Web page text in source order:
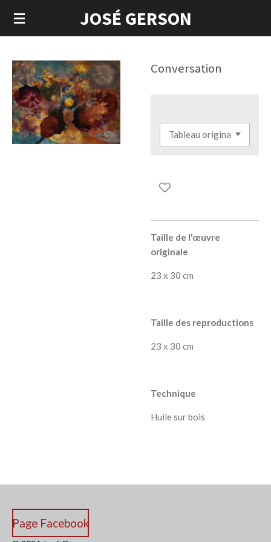
Passer
au
JOSÉ GERSON
Conversation
Taille de l'œuvre
originale
23 x 30 cm
Taille des reproductions
23 x 30 cm
Technique
Huile sur bois
Page Facebook